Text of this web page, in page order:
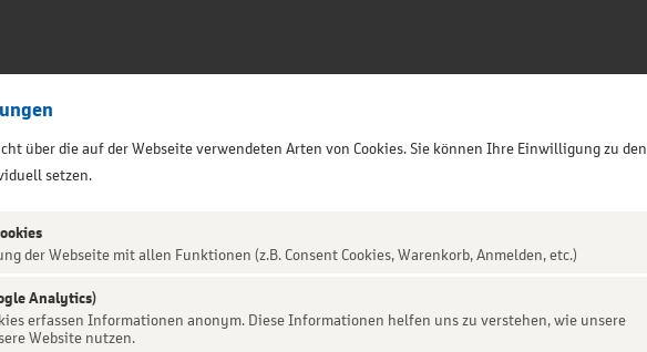
NICHT GEFUNDEN
über die auf der Webseite verwendeten Arten von Cookies. Sie können Ihre Einwilligung zu den
setzen.
der Webseite mit allen Funktionen (z.B. Consent Cookies, Warenkorb, Anmelden, etc.)
Analytics)
erfassen Informationen anonym. Diese Informationen helfen uns zu verstehen, wie unsere
Website nutzen.